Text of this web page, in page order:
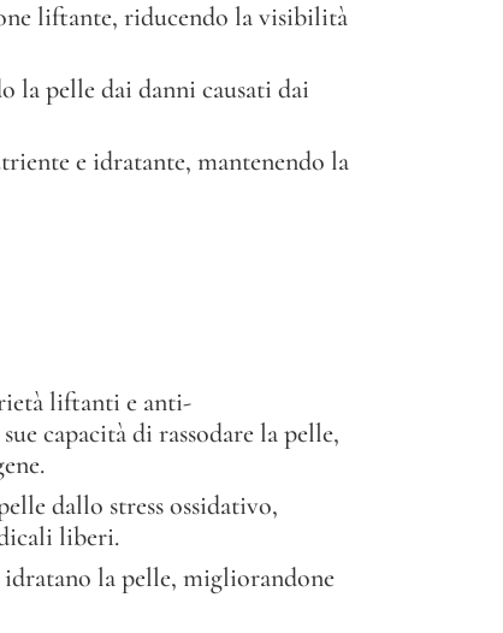
liftante, riducendo la visibilità
la pelle dai danni causati dai
e idratante, mantenendo la
liftanti e anti-
capacità di rassodare la pelle,
dallo stress ossidativo,
liberi.
la pelle, migliorandone